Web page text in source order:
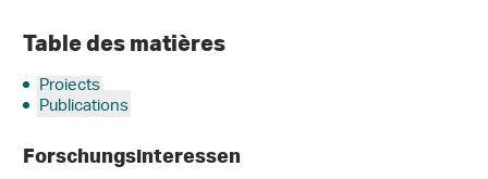
Table des matières
Projects
Publications
Forschungsinteressen